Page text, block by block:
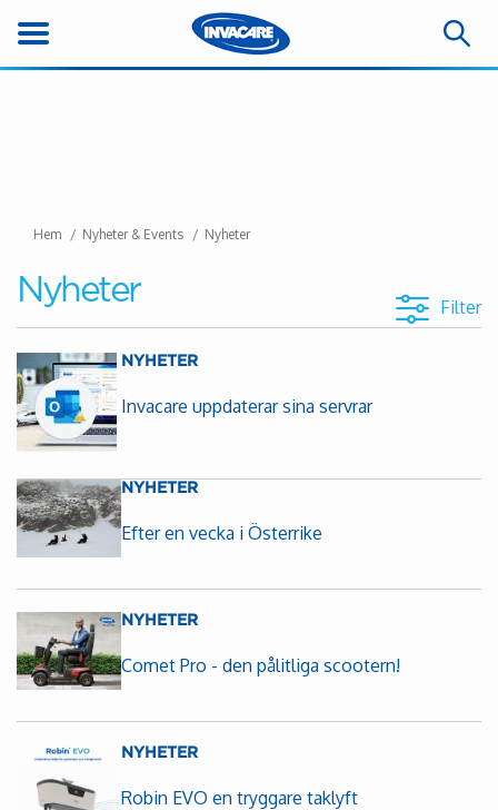
Hem Nyheter & Events Nyheter
Nyheter Filter
NYHETER
Invacare uppdaterar sina servrar
NYHETER
Efter en vecka i Österrike
NYHETER
Comet Pro - den pålitliga scootern!
NYHETER
Robin EVO en tryggare taklyft